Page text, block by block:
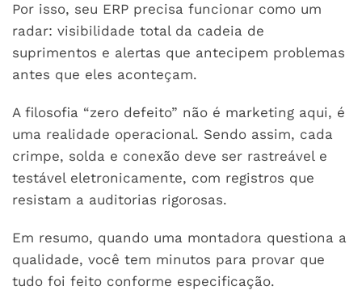
Por isso, seu ERP precisa funcionar como um
radar: visibilidade total da cadeia de
suprimentos e alertas que antecipem problemas
antes que eles aconteçam.
A filosofia “zero defeito” não é marketing aqui, é
uma realidade operacional. Sendo assim, cada
crimpe, solda e conexão deve ser rastreável e
testável eletronicamente, com registros que
resistam a auditorias rigorosas.
Em resumo, quando uma montadora questiona a
qualidade, você tem minutos para provar que
tudo foi feito conforme especificação.